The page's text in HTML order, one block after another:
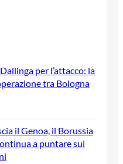
per l’attacco: la
tra Bologna
il Genoa, il Borussia
a puntare sui